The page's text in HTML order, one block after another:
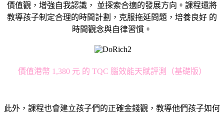
價值觀，增強自我認識， 並探索合適的發展方向。課程還將
教導孩子制定合理的時間計劃，克服拖延問題，培養良好 的
時間觀念與自律習慣。
價值港幣 1,380 元 的 TQC 腦效能天賦評測（基礎版）
此外，課程也會建立孩子們的正確金錢觀，教導他們孩子如何